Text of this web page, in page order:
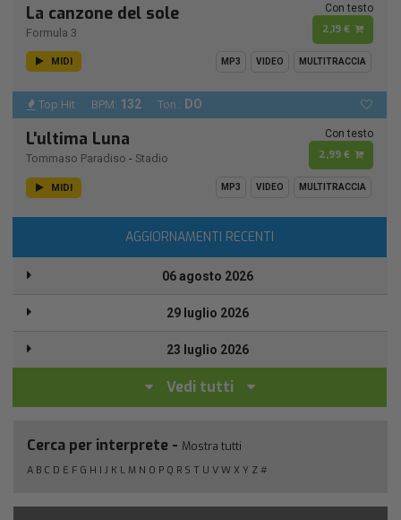
La canzone del sole
Formula 3
Con testo
2,19 €
MIDI MP3 VIDEO MULTITRACCIA
Top Hit BPM: 132 Ton.: DO
L'ultima Luna
Tommaso Paradiso - Stadio
Con testo
2,99 €
MIDI MP3 VIDEO MULTITRACCIA
AGGIORNAMENTI RECENTI
06 agosto 2026
29 luglio 2026
23 luglio 2026
Vedi tutti
Cerca per interprete - Mostra tutti
A B C D E F G H I J K L M N O P Q R S T U V W X Y Z #